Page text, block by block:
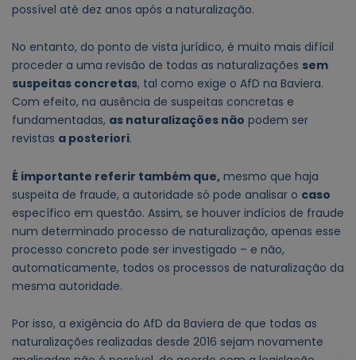
possível até dez anos após a naturalização.
No entanto, do ponto de vista jurídico, é muito mais difícil
proceder a uma revisão de todas as naturalizações sem
suspeitas concretas, tal como exige o AfD na Baviera.
Com efeito, na ausência de suspeitas concretas e
fundamentadas, as naturalizações não podem ser
revistas a posteriori.
É importante referir também que, mesmo que haja
suspeita de fraude, a autoridade só pode analisar o caso
específico em questão. Assim, se houver indícios de fraude
num determinado processo de naturalização, apenas esse
processo concreto pode ser investigado – e não,
automaticamente, todos os processos de naturalização da
mesma autoridade.
Por isso, a exigência do AfD da Baviera de que todas as
naturalizações realizadas desde 2016 sejam novamente